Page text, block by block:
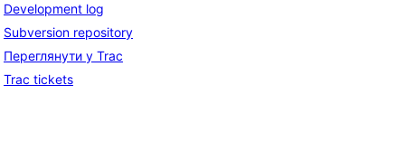
Development log
Subversion repository
Переглянути у Trac
Trac tickets